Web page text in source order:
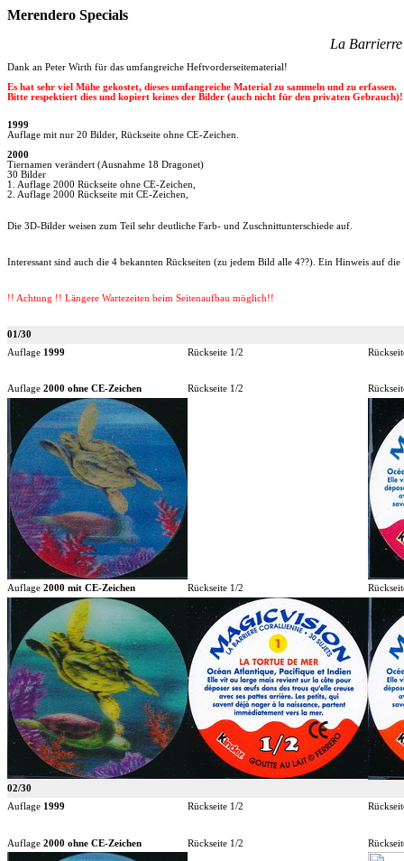
Merendero Specials
La
Dank an Peter Wirth für das umfangreiche Heftvorderseitematerial!
Es hat sehr viel Mühe gekostet, dieses umfangreiche Material zu sammeln und zu erfassen.
Bitte respektiert dies und kopiert keines der Bilder (auch nicht für den privaten
1999
Auflage mit nur 20 Bilder, Rückseite ohne CE-Zeichen.
2000
Tiernamen verändert (Ausnahme 18 Dragonet)
30 Bilder
1. Auflage 2000 Rückseite ohne CE-Zeichen,
2. Auflage 2000 Rückseite mit CE-Zeichen,
Die 3D-Bilder weisen zum Teil sehr deutliche Farb- und Zuschnittunterschiede auf.
Interessant sind auch die 4 bekannten Rückseiten (zu jedem Bild alle 4??). Ein Hinweis auf die
!! Achtung !! Längere Wartezeiten beim Seitenaufbau möglich!!
01/30
Auflage 1999 Rückseite 1/2
Auflage 2000 ohne CE-Zeichen Rückseite 1/2
Auflage 2000 mit CE-Zeichen Rückseite 1/2
02/30
Auflage 1999 Rückseite 1/2
Auflage 2000 ohne CE-Zeichen Rückseite 1/2